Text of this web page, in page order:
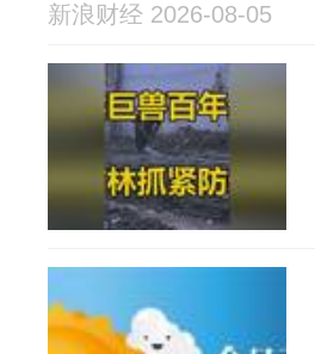
新浪财经 2026-08-05